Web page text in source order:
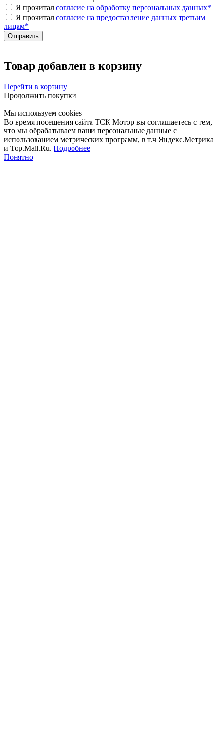
Я прочитал согласие на обработку персональных данных*
Я прочитал согласие на предоставление данных третьим
лицам*
Товар добавлен в корзину
Перейти в корзину
Продолжить покупки
Мы используем cookies
Во время посещения сайта ТСК Мотор вы соглашаетесь с тем,
что мы обрабатываем ваши персональные данные с
использованием метрических программ, в т.ч Яндекс.Метрика
и Top.Mail.Ru. Подробнее
Понятно